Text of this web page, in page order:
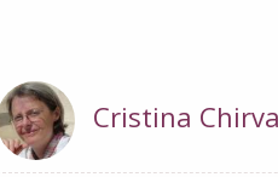
Cristina